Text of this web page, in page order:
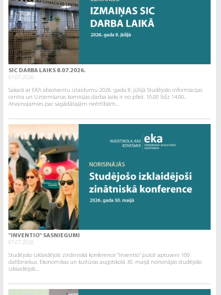
SIC DARBA LAIKS 8.07.2026.
07.07.2026.
Sakarā ar EKA absolventu izlaidumu 2026. gada 8. jūlijā Studējošo informācijas
centra un Uzņemšanas komisijas darba laiks ir no plkst. 10.00 līdz 14.00..
Atvainojamies par sagādātajām neērtībām...
"INVENTIO" SASNIEGUMI
07.07.2026.
Studējošo izklaidējoši zinātniskā konference “Inventio” pulcē aptuveni 100
dalībniekus. Ekonomikas un kultūras augstskolā 30. maijā norisinājās studējošo
izklaidējoši...